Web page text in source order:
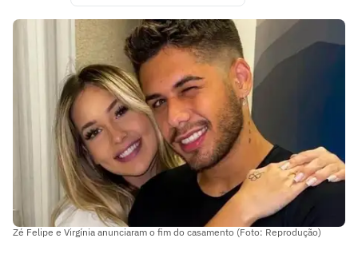
Zé Felipe e Virgínia anunciaram o fim do casamento (Foto: Reprodução)